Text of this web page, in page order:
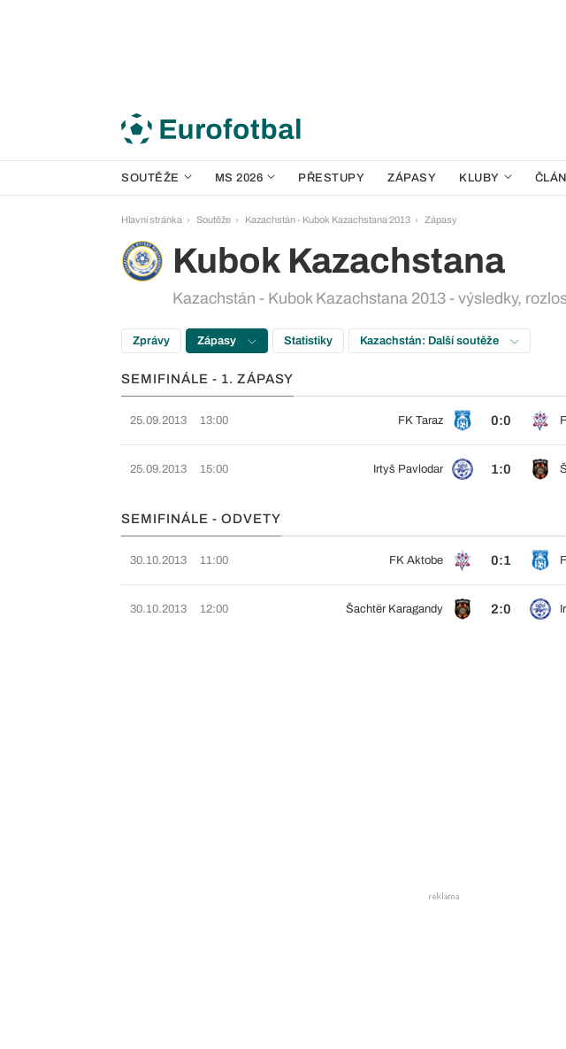
SOUTĚŽE MS 2026 PŘESTUPY ZÁPASY KLUBY
Hlavní stránka Soutěže Kazachstán - Kubok Kazachstana 2013 Zápasy
Kubok Kazachstana
Kazachstán - Kubok Kazachstana 2013 - výsledky,
Zprávy Zápasy Statistiky Kazachstán: Další soutěže
SEMIFINÁLE - 1. ZÁPASY
25.09.2013 13:00 FK Taraz 0:0
25.09.2013 15:00 Irtyš Pavlodar 1:0
SEMIFINÁLE - ODVETY
30.10.2013 11:00 FK Aktobe 0:1
30.10.2013 12:00 Šachtër Karagandy 2:0